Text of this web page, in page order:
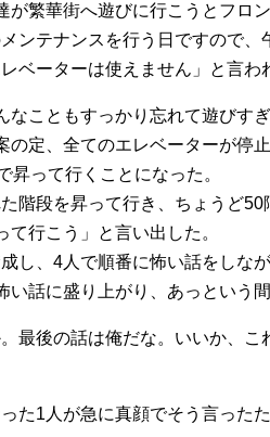
が繁華街へ遊びに行こうとフロ
ンテナンスを行う日ですので、
ベーターは使えません」と言わ
なこともすっかり忘れて遊びす
の定、全てのエレベーターが停
昇って行くことになった。
階段を昇って行き、ちょうど
て行こう」と言い出した。
し、4人で順番に怖い話をしな
い話に盛り上がり、あっという
。最後の話は俺だな。いいか、
た1人が急に真顔でそう言った